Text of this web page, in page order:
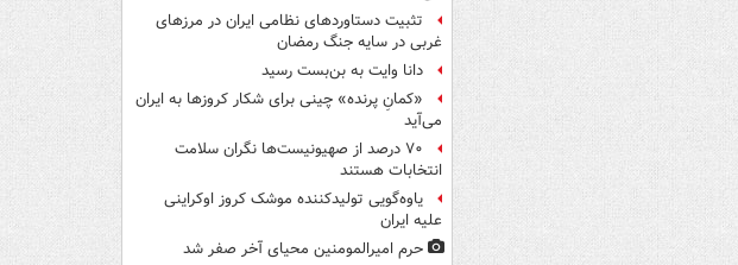
تثبیت دستاوردهای نظامی ایران در مرزهای
غربی در سایه جنگ رمضان
دانا وایت به بن‌بست رسید
«کمانِ پرنده» چینی برای شکار کروزها به ایران
می‌آید
۷۰ درصد از صهیونیست‌ها نگران سلامت
انتخابات هستند
یاوه‌گویی تولیدکننده موشک کروز اوکراینی
علیه ایران
حرم امیرالمومنین محیای آخر صفر شد